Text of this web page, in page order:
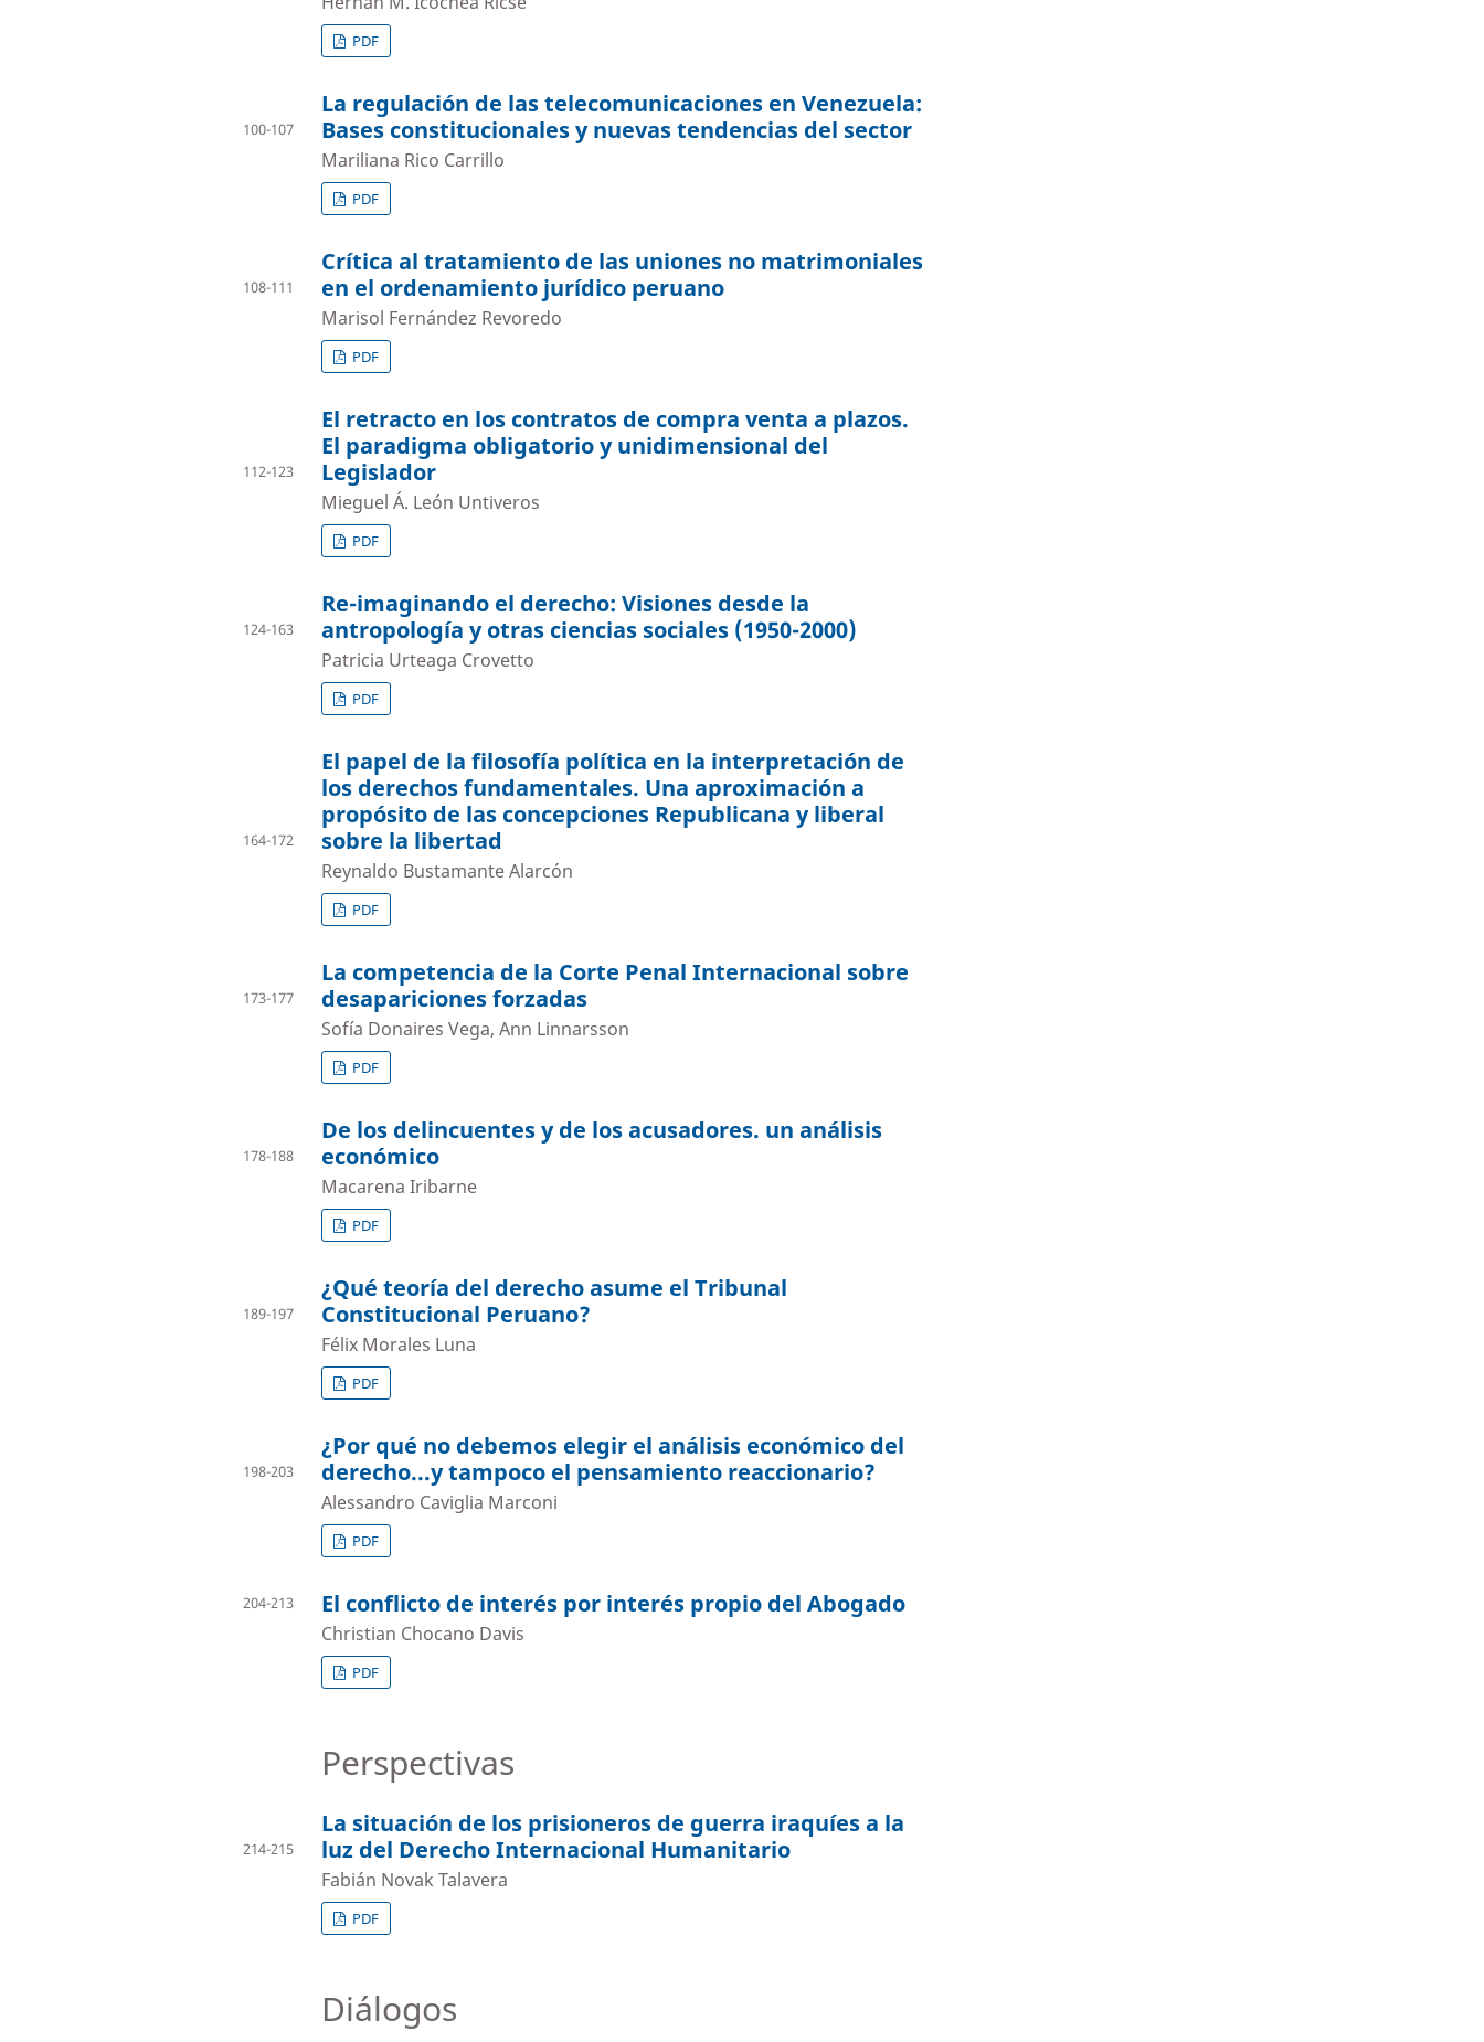
PDF
La regulación de las telecomunicaciones en Venezuela:
Bases constitucionales y nuevas tendencias del sector
Mariliana Rico Carrillo
100-107
PDF
Crítica al tratamiento de las uniones no matrimoniales
en el ordenamiento jurídico peruano
Marisol Fernández Revoredo
108-111
PDF
El retracto en los contratos de compra venta a plazos.
El paradigma obligatorio y unidimensional del
Legislador
Mieguel Á. León Untiveros
112-123
PDF
Re-imaginando el derecho: Visiones desde la
antropología y otras ciencias sociales (1950-2000)
Patricia Urteaga Crovetto
124-163
PDF
El papel de la filosofía política en la interpretación de
los derechos fundamentales. Una aproximación a
propósito de las concepciones Republicana y liberal
sobre la libertad
Reynaldo Bustamante Alarcón
164-172
PDF
La competencia de la Corte Penal Internacional sobre
desapariciones forzadas
Sofía Donaires Vega, Ann Linnarsson
173-177
PDF
De los delincuentes y de los acusadores. un análisis
económico
Macarena Iribarne
178-188
PDF
¿Qué teoría del derecho asume el Tribunal
Constitucional Peruano?
Félix Morales Luna
189-197
PDF
¿Por qué no debemos elegir el análisis económico del
derecho...y tampoco el pensamiento reaccionario?
Alessandro Caviglia Marconi
198-203
PDF
El conflicto de interés por interés propio del Abogado
Christian Chocano Davis
204-213
PDF
Perspectivas
La situación de los prisioneros de guerra iraquíes a la
luz del Derecho Internacional Humanitario
Fabián Novak Talavera
214-215
PDF
Diálogos